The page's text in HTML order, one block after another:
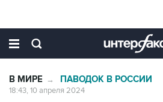
В МИРЕ → ПАВОДОК В РОССИИ
18:43, 10 апреля 2024